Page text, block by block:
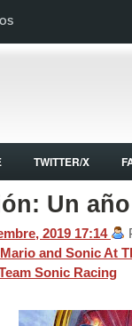
TWITTER/X
Un
2019 17:14
Mario and Sonic At
Sonic Racing